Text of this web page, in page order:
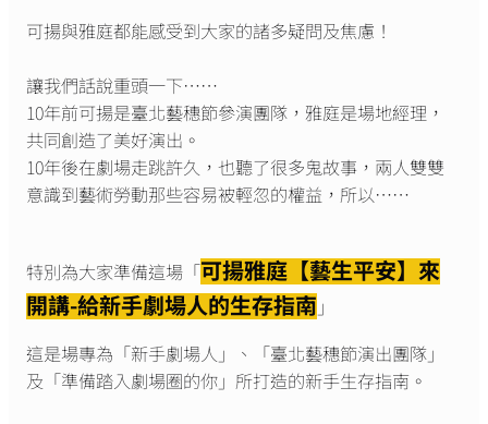
可揚與雅庭都能感受到大家的諸多疑問及焦慮！
讓我們話說重頭一下……
10年前可揚是臺北藝穗節參演團隊，雅庭是場地經理，
共同創造了美好演出。
10年後在劇場走跳許久，也聽了很多鬼故事，兩人雙雙
意識到藝術勞動那些容易被輕忽的權益，所以……
特別為大家準備這場「可揚雅庭【藝生平安】來
開講-給新手劇場人的生存指南 」
這是場專為「新手劇場人」、「臺北藝穗節演出團隊」
及「準備踏入劇場圈的你」所打造的新手生存指南。